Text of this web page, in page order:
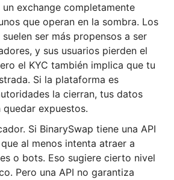
exchange completamente
que operan en la sombra. Los
ser más propensos a ser
y sus usuarios pierden el
el KYC también implica que tu
Si la plataforma es
la cierran, tus datos
expuestos.
Si BinarySwap tiene una API
al menos intenta atraer a
o bots. Eso sugiere cierto nivel
Pero una API no garantiza